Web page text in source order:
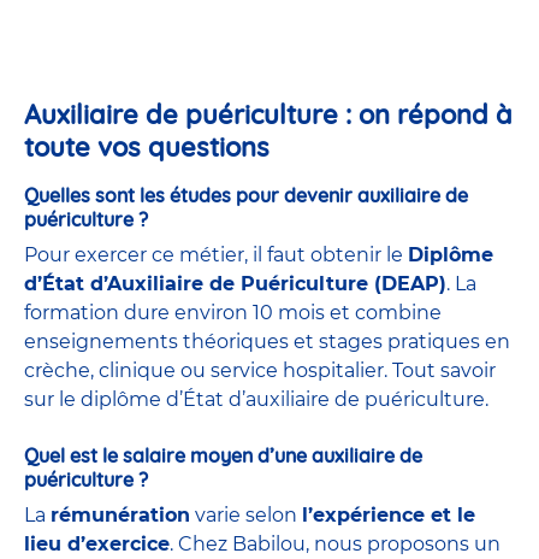
Auxiliaire de puériculture : on répond à
toute vos questions
Quelles sont les études pour devenir auxiliaire de
puériculture ?
Pour exercer ce métier, il faut obtenir le Diplôme
d’État d’Auxiliaire de Puériculture (DEAP). La
formation dure environ 10 mois et combine
enseignements théoriques et stages pratiques en
crèche, clinique ou service hospitalier. Tout savoir
sur le diplôme d’État d’auxiliaire de puériculture.
Quel est le salaire moyen d’une auxiliaire de
puériculture ?
La rémunération varie selon l’expérience et le
lieu d’exercice. Chez Babilou, nous proposons un